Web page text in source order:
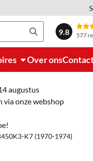
9.8 577
Over ons
augustus
via onze webshop
K7 (1970-1974)